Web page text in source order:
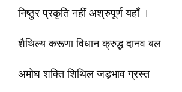
निष्ठुर प्रकृति नहीं अश्रुपूर्ण यहाँ ।
शैथिल्य करूणा विधान क्रुद्ध दानव बल
अमोघ शक्ति शिथिल जड़भाव ग्रस्त